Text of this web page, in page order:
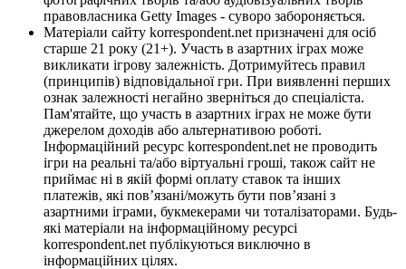
правовласника Getty Images - суворо забороняється.
Матеріали сайту korrespondent.net призначені для осіб
старше 21 року (21+). Участь в азартних іграх може
викликати ігрову залежність. Дотримуйтесь правил
(принципів) відповідальної гри. При виявленні перших
ознак залежності негайно зверніться до спеціаліста.
Пам'ятайте, що участь в азартних іграх не може бути
джерелом доходів або альтернативою роботі.
Інформаційний ресурс korrespondent.net не проводить
ігри на реальні та/або віртуальні гроші, також сайт не
приймає ні в якій формі оплату ставок та інших
платежів, які пов’язані/можуть бути пов’язані з
азартними іграми, букмекерами чи тоталізаторами. Будь-
які матеріали на інформаційному ресурсі
korrespondent.net публікуються виключно в
інформаційних цілях.